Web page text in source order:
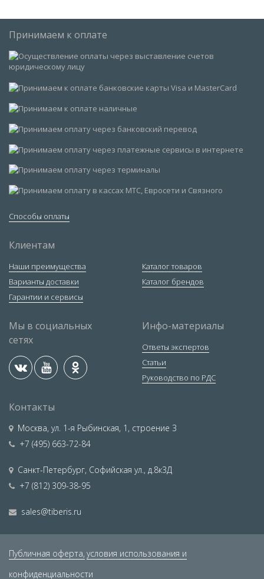
Принимаем к оплате
Способы оплаты
Клиентам
Наши преимущества
Варианты доставки
Гарантии и сервисы
Каталог товаров
Каталог брендов
Мы в социальных
сетях
Инфо-материалы
Ответы экспертов
Статьи
Руководство по РДС
Контакты
Москва, ул. 1-я Рыбинская, 1, строение 3
+7 (495) 663-72-84
Санкт-Петербург, Софийская ул., д.8к3Д
+7 (812) 309-38-95
sales@tiberis.ru
Публичная оферта, условия использования и
конфиденциальности